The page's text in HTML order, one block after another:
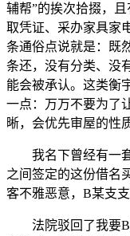
辅帮”的挨次拾掇，
取凭证、采办家具家
条通俗点说就是：既
条还，没有分类、没
能会被承认。这类衡
一点：万万不要为了
晰，会优先审屋的性
我名下曾经有一套
之间签定的这份借名
客不雅恶意，B某支
法院驳回了我要B